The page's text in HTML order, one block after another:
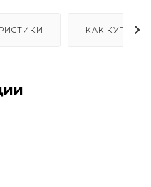
КАК КУПИТЬ